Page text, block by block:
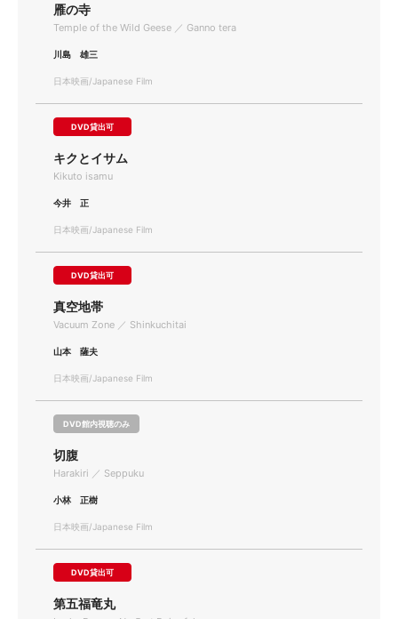
雁の寺
Temple of the Wild Geese ／ Ganno tera
川島 雄三
日本映画/Japanese Film
DVD貸出可
キクとイサム
Kikuto isamu
今井 正
日本映画/Japanese Film
DVD貸出可
真空地帯
Vacuum Zone ／ Shinkuchitai
山本 薩夫
日本映画/Japanese Film
DVD館内視聴のみ
切腹
Harakiri ／ Seppuku
小林 正樹
日本映画/Japanese Film
DVD貸出可
第五福竜丸